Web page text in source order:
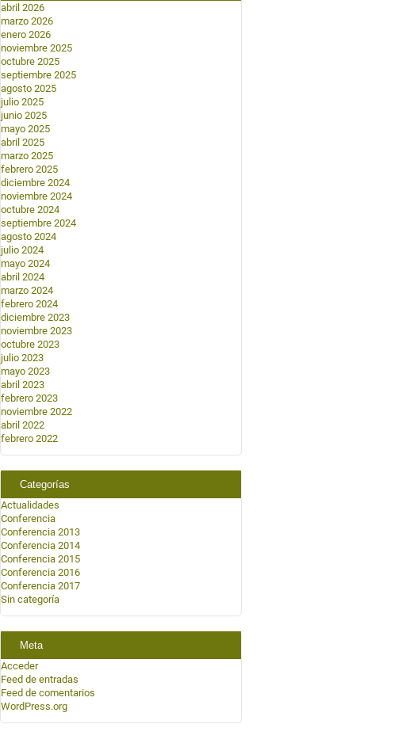
abril 2026
marzo 2026
enero 2026
noviembre 2025
octubre 2025
septiembre 2025
agosto 2025
julio 2025
junio 2025
mayo 2025
abril 2025
marzo 2025
febrero 2025
diciembre 2024
noviembre 2024
octubre 2024
septiembre 2024
agosto 2024
julio 2024
mayo 2024
abril 2024
marzo 2024
febrero 2024
diciembre 2023
noviembre 2023
octubre 2023
julio 2023
mayo 2023
abril 2023
febrero 2023
noviembre 2022
abril 2022
febrero 2022
Categorías
Actualidades
Conferencia
Conferencia 2013
Conferencia 2014
Conferencia 2015
Conferencia 2016
Conferencia 2017
Sin categoría
Meta
Acceder
Feed de entradas
Feed de comentarios
WordPress.org